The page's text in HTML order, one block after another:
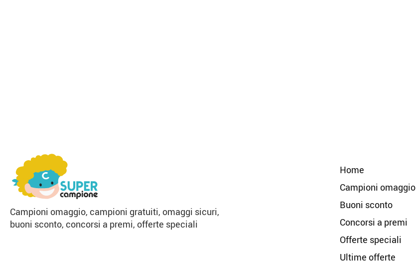
Campioni omaggio, campioni gratuiti, omaggi sicuri,
buoni sconto, concorsi a premi, offerte speciali
Home
Campioni omaggio
Buoni sconto
Concorsi a premi
Offerte speciali
Ultime offerte